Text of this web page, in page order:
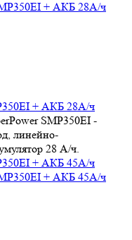
+ АКБ 28А/ч
SMP350EI -
линейно-
28 А/ч.
+ АКБ 45А/ч